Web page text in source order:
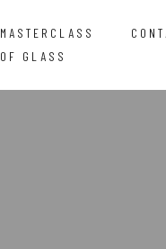
MASTERCLASS
OF GLASS